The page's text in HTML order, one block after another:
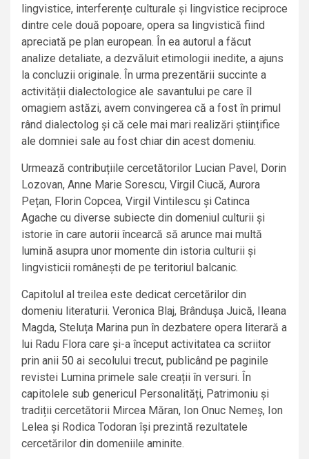
lingvistice, interferențe culturale și lingvistice reciproce
dintre cele două popoare, opera sa lingvistică fiind
apreciată pe plan european. În ea autorul a făcut
analize detaliate, a dezvăluit etimologii inedite, a ajuns
la concluzii originale. În urma prezentării succinte a
activității dialectologice ale savantului pe care îl
omagiem astăzi, avem convingerea că a fost în primul
rând dialectolog și că cele mai mari realizări științifice
ale domniei sale au fost chiar din acest domeniu.
Urmează contribuțiile cercetătorilor Lucian Pavel, Dorin
Lozovan, Anne Marie Sorescu, Virgil Ciucă, Aurora
Pețan, Florin Copcea, Virgil Vintilescu și Catinca
Agache cu diverse subiecte din domeniul culturii și
istorie în care autorii încearcă să arunce mai multă
lumină asupra unor momente din istoria culturii și
lingvisticii românești de pe teritoriul balcanic.
Capitolul al treilea este dedicat cercetărilor din
domeniu literaturii. Veronica Blaj, Brândușa Juică, Ileana
Magda, Steluța Marina pun în dezbatere opera literară a
lui Radu Flora care și-a început activitatea ca scriitor
prin anii 50 ai secolului trecut, publicând pe paginile
revistei Lumina primele sale creații în versuri. În
capitolele sub genericul Personalități, Patrimoniu și
tradiții cercetătorii Mircea Măran, Ion Onuc Nemeș, Ion
Lelea și Rodica Todoran își prezintă rezultatele
cercetărilor din domeniile aminite.